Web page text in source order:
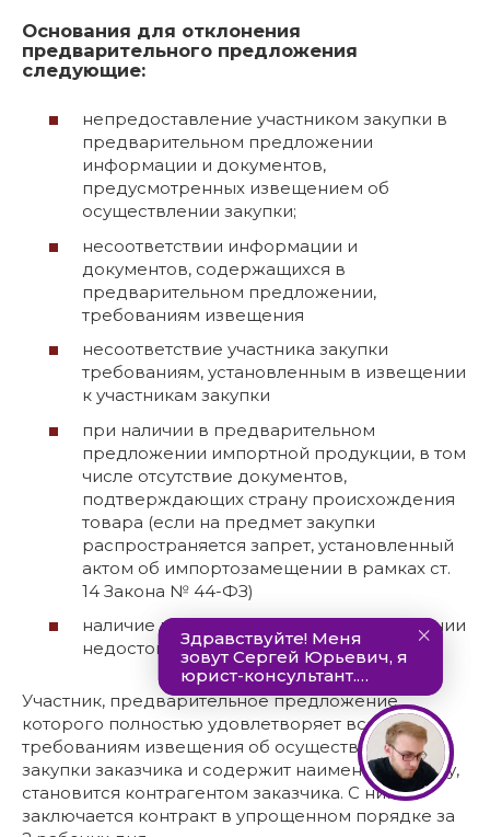
Основания для отклонения
предварительного предложения
следующие:
непредоставление участником закупки в
предварительном предложении
информации и документов,
предусмотренных извещением об
осуществлении закупки;
несоответствии информации и
документов, содержащихся в
предварительном предложении,
требованиям извещения
несоответствие участника закупки
требованиям, установленным в извещении
к участникам закупки
при наличии в предварительном
предложении импортной продукции, в том
числе отсутствие документов,
подтверждающих страну происхождения
товара (если на предмет закупки
распространяется запрет, установленный
актом об импортозамещении в рамках ст.
14 Закона № 44-ФЗ)
наличие в предварительном предложении
недостоверной информации.
Участник, предварительное предложение
которого полностью удовлетворяет всем
требованиям извещения об осуществлении
закупки заказчика и содержит наименьшую цену,
становится контрагентом заказчика. С ним
заключается контракт в упрощенном порядке за